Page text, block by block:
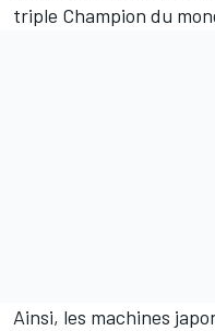
triple Champion du
Ainsi, les machines